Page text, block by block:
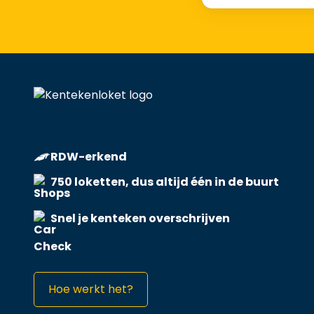
RDW-erkend
750 loketten, dus altijd één in de buurt
Snel je kenteken overschrijven
Hoe werkt het?